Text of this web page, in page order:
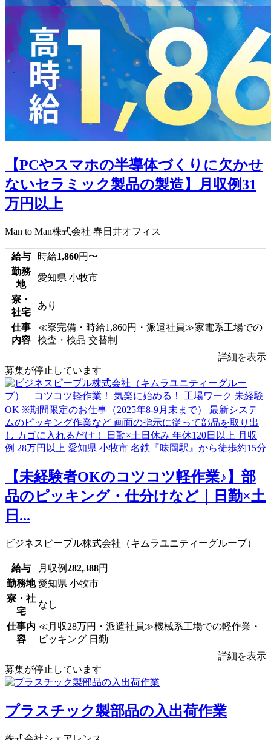
【PCやスマホの半導体づくりに欠かせ
ないセラミック製品の製造】月収例31
万円以上
Man to Man株式会社 春日井オフィス
給与 時給1,860円〜
勤務
地
愛知県 小牧市
寮・
社宅
あり
仕事
内容
≪寮完備・時給1,860円・派遣社員≫家電系工場での
検査・検品 交替制
詳細を表示
募集が停止しています
【未経験者OKのコツコツ軽作業♪】部
品のピッキング・仕分けなど｜日勤×土
日...
ビジネスピープル株式会社（キムラユニティーグループ）
給与 月収例282,388円
勤務地 愛知県 小牧市
寮・社
宅
なし
仕事内
容
≪月収28万円・派遣社員≫機械系工場での軽作業・
ピッキング 日勤
詳細を表示
募集が停止しています
プラスチック製部品の入出荷作業